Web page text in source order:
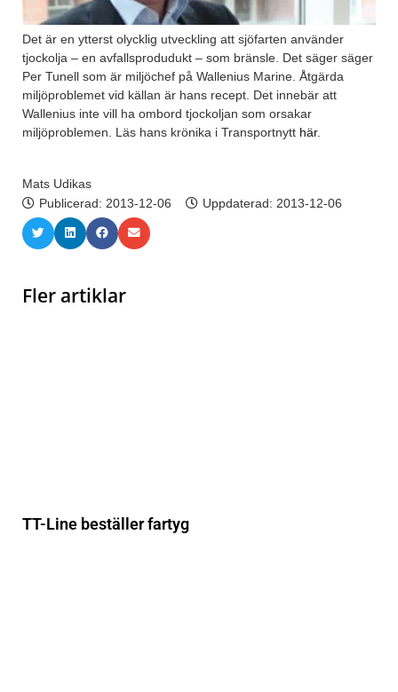
Det är en ytterst olycklig utveckling att sjöfarten använder
tjockolja – en avfallsprodudukt – som bränsle. Det säger säger
Per Tunell som är miljöchef på Wallenius Marine. Åtgärda
miljöproblemet vid källan är hans recept. Det innebär att
Wallenius inte vill ha ombord tjockoljan som orsakar
miljöproblemen. Läs hans krönika i Transportnytt här.
Mats Udikas
Publicerad: 2013-12-06 Uppdaterad: 2013-12-06
Fler artiklar
TT-Line beställer fartyg